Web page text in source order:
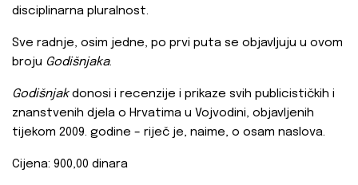
disciplinarna pluralnost.
Sve radnje, osim jedne, po prvi puta se objavljuju u ovom
broju Godišnjaka.
Godišnjakdonosi i recenzije i prikaze svih publicističkih i
znanstvenih djela o Hrvatima u Vojvodini, objavljenih
tijekom 2009. godine – riječ je, naime, o osam naslova.
Cijena: 900,00 dinara